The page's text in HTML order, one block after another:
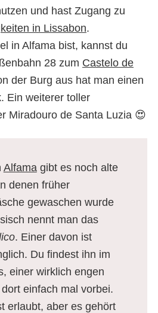
und hast Zugang zu
in Lissabon.
in Alfama bist, kannst du
28 zum Castelo de
der Burg aus hat man einen
Ein weiterer toller
Miradouro de Santa Luzia 😍
Alfama gibt es noch alte
denen früher
gewaschen wurde
nennt man das
. Einer davon ist
Du findest ihn im
einer wirklich engen
einfach mal vorbei.
erlaubt, aber es gehört